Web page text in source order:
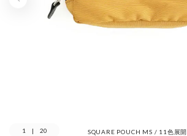
SQUARE POUCH MS / 11色展開
1 | 20